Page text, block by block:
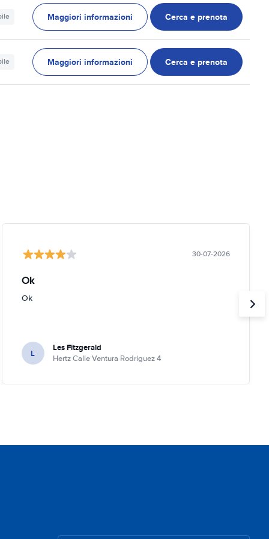
Maggiori informazioni Cerca e prenota
Maggiori informazioni Cerca e prenota
30-07-2026
Ok
Ok
L Les Fitzgerald
Hertz Calle Ventura Rodriguez 4